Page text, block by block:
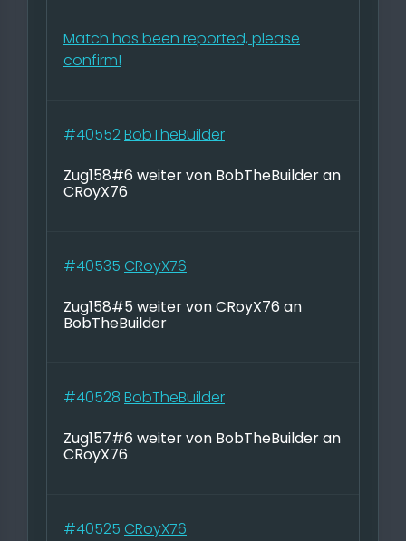
Match has been reported, please
confirm!
#40552BobTheBuilder
Zug158#6 weiter von BobTheBuilder an
CRoyX76
#40535 CRoyX76
Zug158#5 weiter von CRoyX76 an
BobTheBuilder
#40528 BobTheBuilder
Zug157#6 weiter von BobTheBuilder an
CRoyX76
#40525 CRoyX76